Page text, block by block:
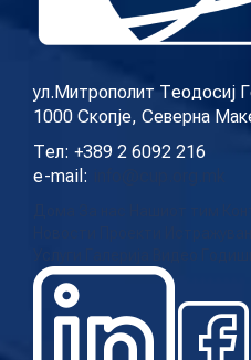
ул.Митрополит Теодосиј
1000 Скопје, Северна
Тел: +389 2 6092 216
e-mail: